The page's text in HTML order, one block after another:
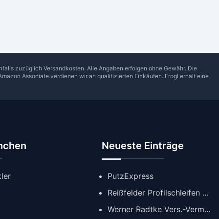
zuzüglich Versandkosten. Alle Angaben erfolgen ohne Gewähr. Die
Associate verdienen wir an qualifizierten Einkäufen. Frogl erhält eine
Neueste Einträge
PutzExpress
Reißfelder Profilschleifen GmbH
Werner Radtke Vers.-Verm. GmbH